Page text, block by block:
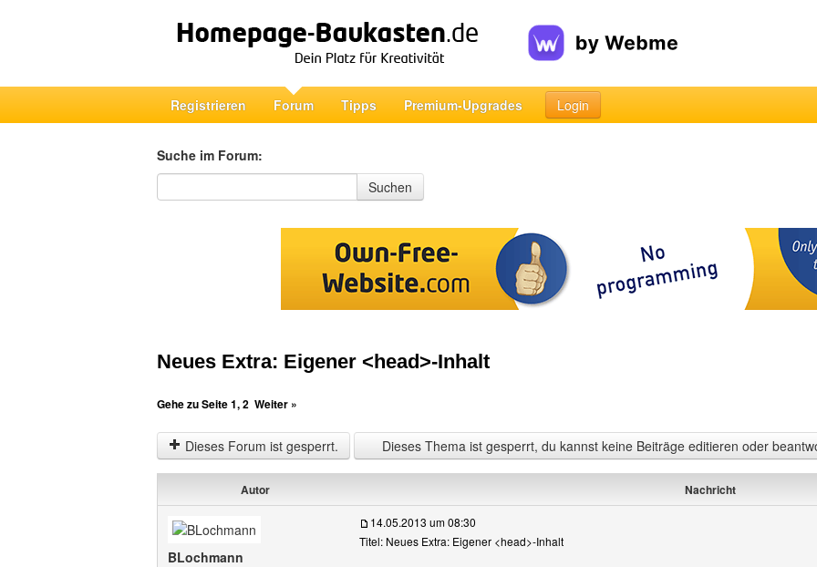
Registrieren Forum Tipps Premium-Upgrades Login
Suche im Forum:
Suche im Forum
Suchen
Neues Extra: Eigener <head>-Inhalt
Gehe zu Seite1,2 Weiter »
Dieses Forum ist gesperrt. Dieses Thema ist gesperrt, du kannst keine Beiträge editieren oder
Autor Nachricht
BLochmann
14.05.2013 um 08:30
Titel: Neues Extra: Eigener <head>-Inhalt